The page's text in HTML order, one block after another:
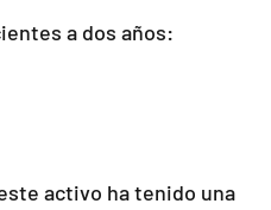
a dos años:
activo ha tenido una